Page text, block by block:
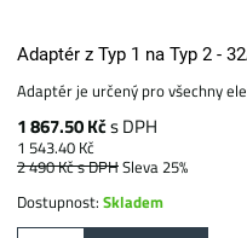
Adaptér z Typ 1 na Typ 2 -
Adaptér je určený pro všechny
1 867.50 Kčs DPH
1 543.40 Kč
2 490 Kčs DPHSleva 25%
Dostupnost:Skladem